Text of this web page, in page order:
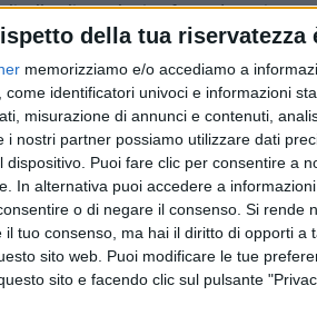
della tua riservatezza
memorizziamo e/o accediamo a
identificatori univoci e informazioni
misurazione di annunci e contenuti,
i nostri partner possiamo utilizzare dati
dispositivo. Puoi fare clic per consentire a
In alternativa puoi accedere a
o di negare il consenso. Si rende
il tuo consenso, ma hai il diritto di opporti
sito web. Puoi modificare le tue
sito e facendo clic sul pulsante
climatologico facendo registrare
rispetto alla media di riferimento
di stagione che sono andate
del clima – denuncia
che perdono produzione e al
necessarie risemine, ulteriori
e carburante. Gli
ore si alternano eccezionali ondate
situazioni imprevedibili diventa
Coldiretti Puglia - quale
il servizio di assistenza tecnica alle